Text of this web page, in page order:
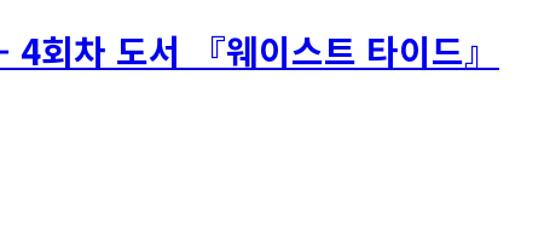
회차 도서 『웨이스트 타이드』